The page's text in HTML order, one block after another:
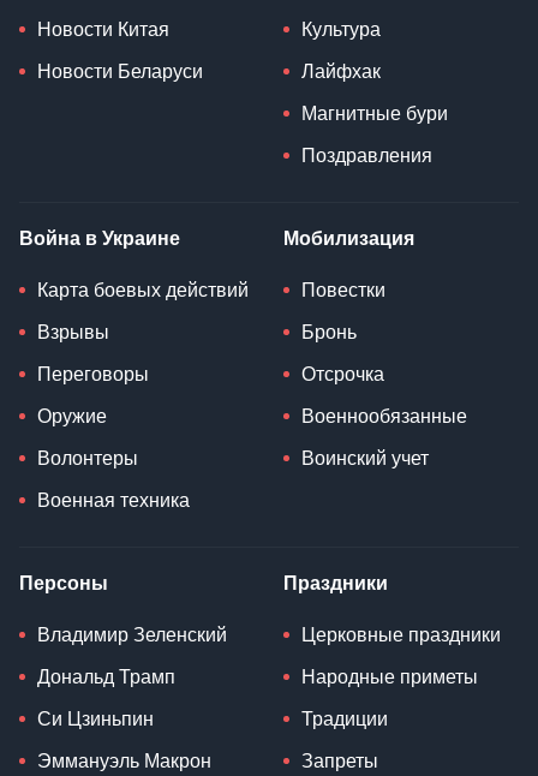
Новости Китая
Новости Беларуси
Культура
Лайфхак
Магнитные бури
Поздравления
Война в Украине
Карта боевых действий
Взрывы
Переговоры
Оружие
Волонтеры
Военная техника
Мобилизация
Повестки
Бронь
Отсрочка
Военнообязанные
Воинский учет
Персоны
Владимир Зеленский
Дональд Трамп
Си Цзиньпин
Эммануэль Макрон
Праздники
Церковные праздники
Народные приметы
Традиции
Запреты